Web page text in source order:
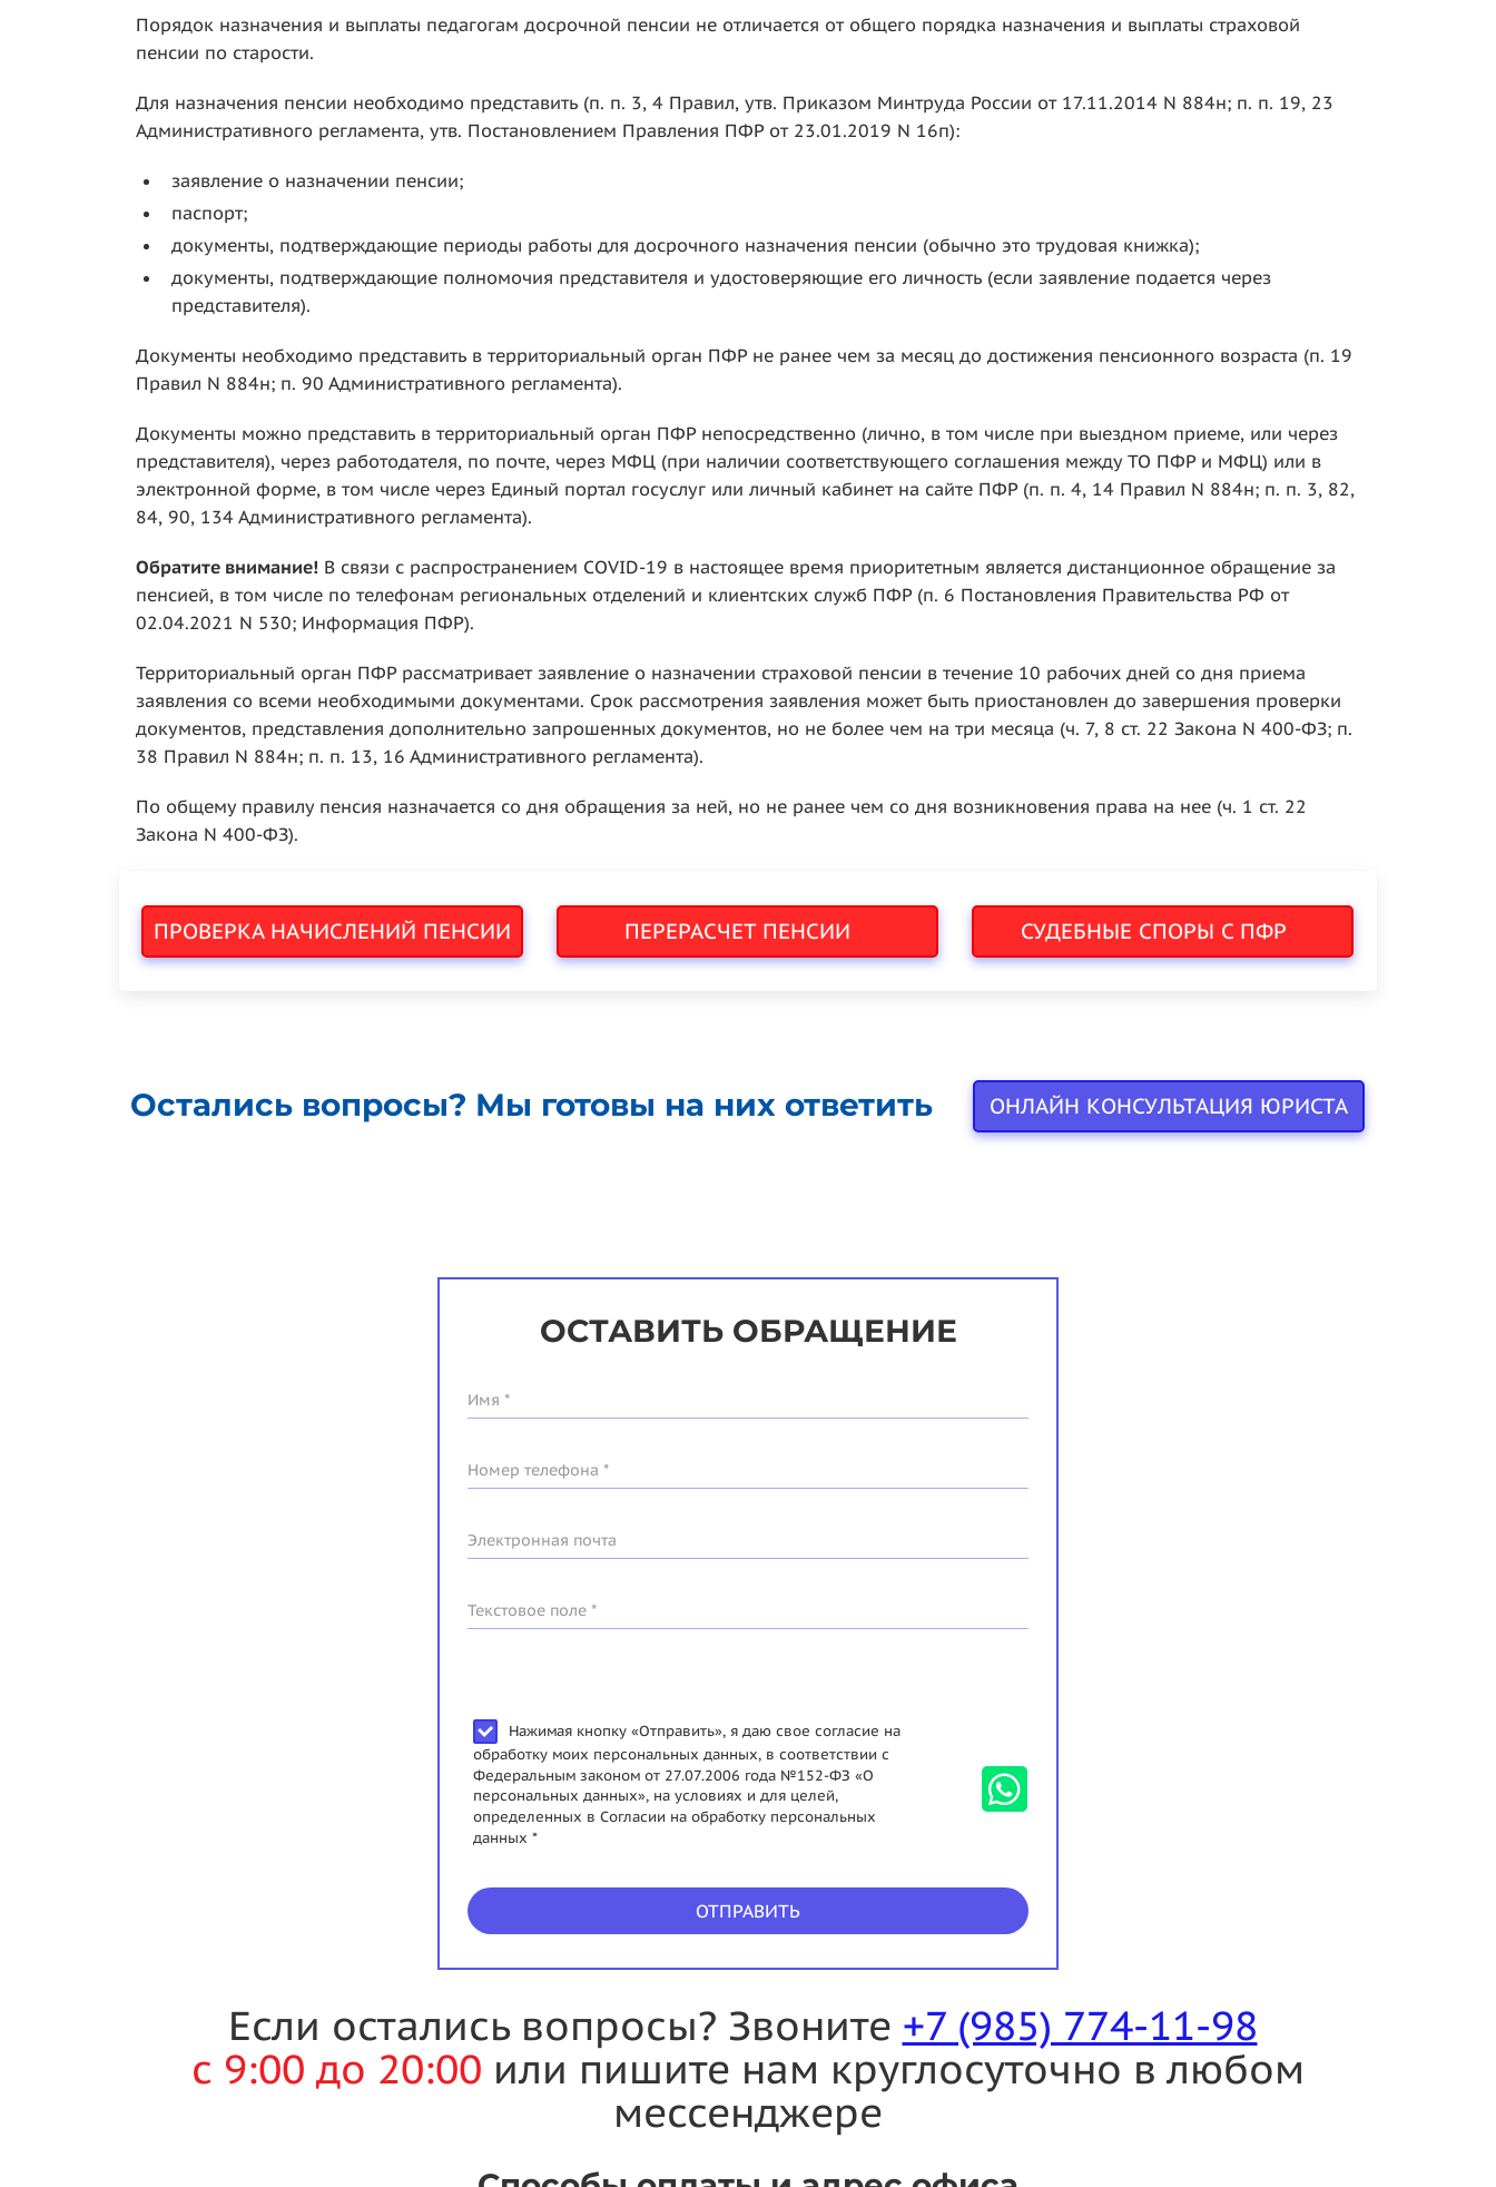
Порядок назначения и выплаты педагогам досрочной пенсии не отличается от общего порядка назначения и выплаты страховой
пенсии по старости.
Для назначения пенсии необходимо представить (п. п. 3, 4 Правил, утв. Приказом Минтруда России от 17.11.2014 N 884н; п. п. 19, 23
Административного регламента, утв. Постановлением Правления ПФР от 23.01.2019 N 16п):
заявление о назначении пенсии;
паспорт;
документы, подтверждающие периоды работы для досрочного назначения пенсии (обычно это трудовая книжка);
документы, подтверждающие полномочия представителя и удостоверяющие его личность (если заявление подается через
представителя).
Документы необходимо представить в территориальный орган ПФР не ранее чем за месяц до достижения пенсионного возраста (п. 19
Правил N 884н; п. 90 Административного регламента).
Документы можно представить в территориальный орган ПФР непосредственно (лично, в том числе при выездном приеме, или через
представителя), через работодателя, по почте, через МФЦ (при наличии соответствующего соглашения между ТО ПФР и МФЦ) или в
электронной форме, в том числе через Единый портал госуслуг или личный кабинет на сайте ПФР (п. п. 4, 14 Правил N 884н; п. п. 3, 82,
84, 90, 134 Административного регламента).
Обратите внимание! В связи с распространением COVID-19 в настоящее время приоритетным является дистанционное обращение за
пенсией, в том числе по телефонам региональных отделений и клиентских служб ПФР (п. 6 Постановления Правительства РФ от
02.04.2021 N 530; Информация ПФР).
Территориальный орган ПФР рассматривает заявление о назначении страховой пенсии в течение 10 рабочих дней со дня приема
заявления со всеми необходимыми документами. Срок рассмотрения заявления может быть приостановлен до завершения проверки
документов, представления дополнительно запрошенных документов, но не более чем на три месяца (ч. 7, 8 ст. 22 Закона N 400-ФЗ; п.
38 Правил N 884н; п. п. 13, 16 Административного регламента).
По общему правилу пенсия назначается со дня обращения за ней, но не ранее чем со дня возникновения права на нее (ч. 1 ст. 22
Закона N 400-ФЗ).
ПРОВЕРКА НАЧИСЛЕНИЙ ПЕНСИИ ПЕРЕРАСЧЕТ ПЕНСИИ СУДЕБНЫЕ СПОРЫ С ПФР
Остались вопросы? Мы готовы на них ответить ОНЛАЙН КОНСУЛЬТАЦИЯ ЮРИСТА
ОСТАВИТЬ ОБРАЩЕНИЕ
Имя *
Номер телефона *
Электронная почта
Текстовое поле *
Нажимая кнопку «Отправить», я даю свое согласие на
обработку моих персональных данных, в соответствии с
Федеральным законом от 27.07.2006 года №152-ФЗ «О
персональных данных», на условиях и для целей,
определенных в Согласии на обработку персональных
данных *
ОТПРАВИТЬ
Если остались вопросы? Звоните +7 (985) 774-11-98
с 9:00 до 20:00 или пишите нам круглосуточно в любом
мессенджере